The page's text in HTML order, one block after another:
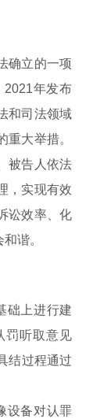
确立的一项
2021年发布
和司法领域
大举措。
被告人依法
，实现有效
讼效率、化
谐。
础上进行建
罚听取意见
结过程通过
设备对认罪